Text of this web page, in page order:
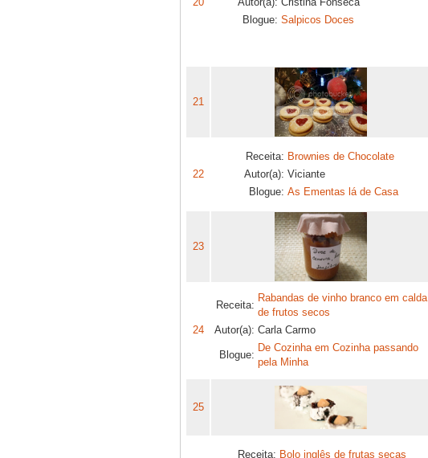
Blogue: Salpicos Doces
21
22
Receita: Brownies de Chocolate
Autor(a): Viciante
Blogue: As Ementas lá de Casa
23
24
Receita:
Rabandas de vinho branco em calda
de frutos secos
Autor(a): Carla Carmo
Blogue:
De Cozinha em Cozinha passando
pela Minha
25
Receita: Bolo inglês de frutas secas